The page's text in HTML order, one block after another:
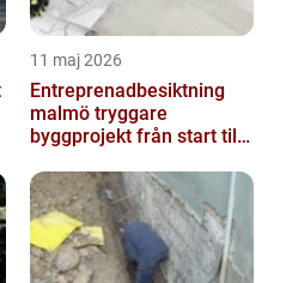
11 maj 2026
Entreprenadbesiktning
malmö tryggare
byggprojekt från start till